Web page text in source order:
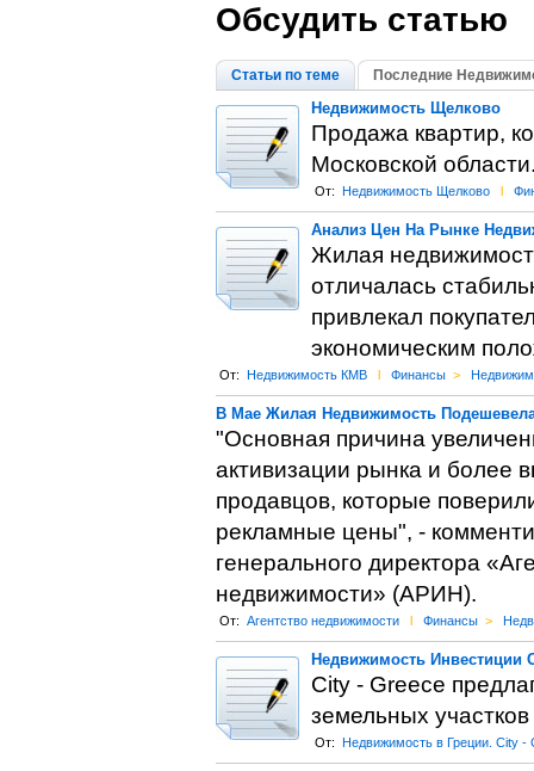
Обсудить статью
Статьи по теме Последние
Недвижимость Щелково
Продажа квартир,
Московской
От: Недвижимость Щелково l
Анализ Цен На Рынке
Жилая
отличалась
привлекал
экономическим
От: Недвижимость КМВ l Финансы >
В Мае Жилая Недвижимость
"Основная причина
активизации рынка и более
продавцов, которые
рекламные цены", -
генерального директора
недвижимости» (АРИН).
От: Агентство недвижимости l Финансы >
Недвижимость Инвестиции
City - Greece
земельных
От: Недвижимость в Греции. City -